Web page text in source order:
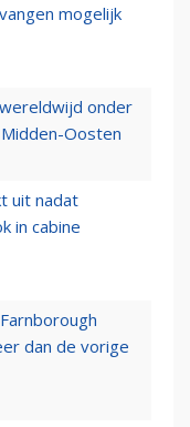
mogelijk
onder
Oosten
uit nadat
in cabine
dan de vorige